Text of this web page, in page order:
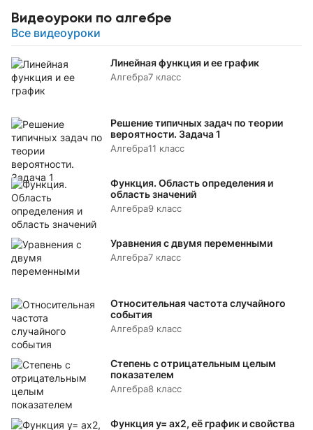
Видеоуроки по алгебре
Все видеоуроки
Линейная функция и ее график
Алгебра7 класс
Решение типичных задач по теории
вероятности. Задача 1
Алгебра11 класс
Функция. Область определения и
область значений
Алгебра9 класс
Уравнения с двумя переменными
Алгебра7 класс
Относительная частота случайного
события
Алгебра9 класс
Степень с отрицательным целым
показателем
Алгебра8 класс
Функция y= аx2, её график и свойства